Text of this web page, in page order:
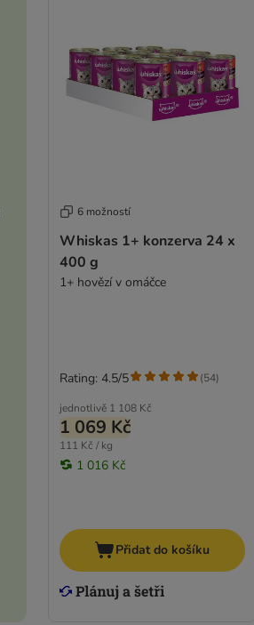
6 možností
Whiskas 1+ konzerva 24 x
400 g
1+ hovězí v omáčce
jednotlivě 1 108 Kč
1 069 Kč
111 Kč / kg
1 016 Kč
Rating: 4.5/5 (54)
Přidat do košíku